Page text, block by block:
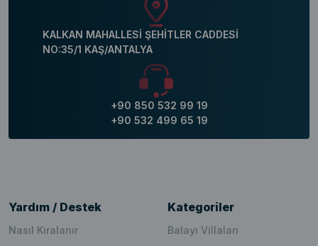
KALKAN MAHALLESİ ŞEHİTLER CADDESİ
NO:35/1 KAŞ/ANTALYA
+90 850 532 99 19
+90 532 499 65 19
Yardım / Destek
Nasıl Kiralanır
Kategoriler
Balayı Villaları